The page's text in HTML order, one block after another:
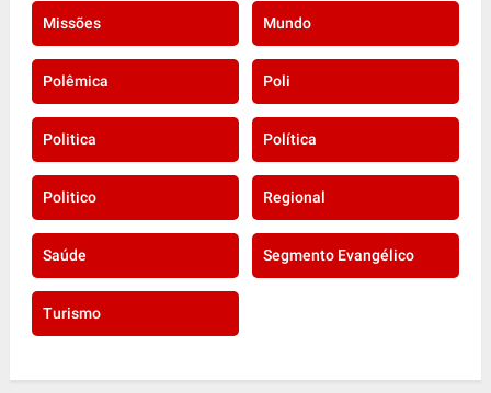
Missões Mundo
Polêmica Poli
Politica Política
Politico Regional
Saúde Segmento Evangélico
Turismo